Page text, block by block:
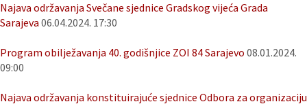
Najava održavanja Svečane sjednice Gradskog vijeća Grada
Sarajeva 06.04.2024. 17:30
Program obilježavanja 40. godišnjice ZOI 84 Sarajevo 08.01.2024.
09:00
Najava održavanja konstituirajuće sjednice Odbora za organizaciju